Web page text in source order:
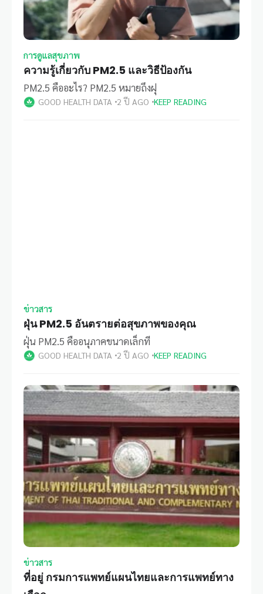
การดูแลสุขภาพ
ความรู้เกี่ยวกับ PM2.5 และวิธีป้องกัน
PM2.5 คืออะไร? PM2.5 หมายถึงฝุ
GOOD HEALTH DATA 2 ปี AGO KEEP READING
ข่าวสาร
ฝุ่น PM2.5 อันตรายต่อสุขภาพของคุณ
ฝุ่น PM2.5 คืออนุภาคขนาดเล็กที
GOOD HEALTH DATA 2 ปี AGO KEEP READING
ข่าวสาร
ที่อยู่ กรมการแพทย์แผนไทยและการแพทย์ทาง